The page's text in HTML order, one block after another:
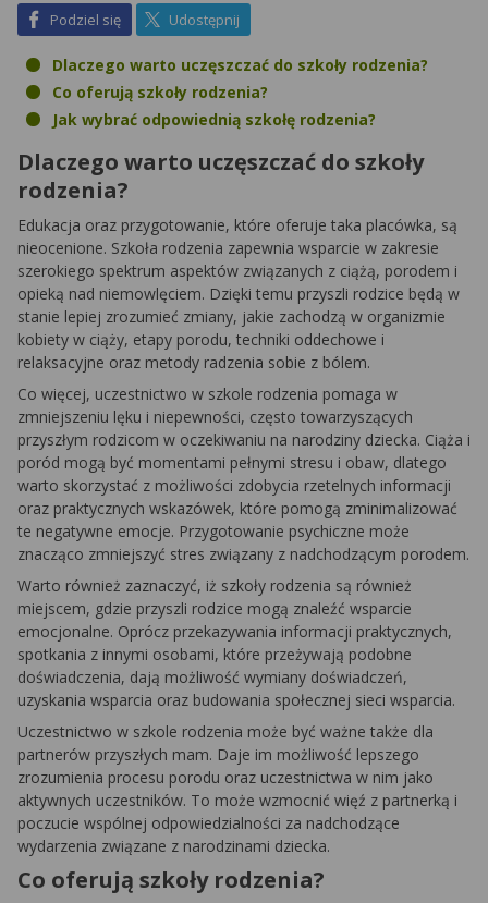
Podziel sięna FacebookUdostępnij
Dlaczego warto uczęszczać do szkoły rodzenia?
Co oferują szkoły rodzenia?
Jak wybrać odpowiednią szkołę rodzenia?
Dlaczego warto uczęszczać do szkoły
rodzenia?
Edukacja oraz przygotowanie, które oferuje taka placówka, są
nieocenione. Szkoła rodzenia zapewnia wsparcie w zakresie
szerokiego spektrum aspektów związanych z ciążą, porodem i
opieką nad niemowlęciem. Dzięki temu przyszli rodzice będą w
stanie lepiej zrozumieć zmiany, jakie zachodzą w organizmie
kobiety w ciąży, etapy porodu, techniki oddechowe i
relaksacyjne oraz metody radzenia sobie z bólem.
Co więcej, uczestnictwo w szkole rodzenia pomaga w
zmniejszeniu lęku i niepewności, często towarzyszących
przyszłym rodzicom w oczekiwaniu na narodziny dziecka. Ciąża i
poród mogą być momentami pełnymi stresu i obaw, dlatego
warto skorzystać z możliwości zdobycia rzetelnych informacji
oraz praktycznych wskazówek, które pomogą zminimalizować
te negatywne emocje. Przygotowanie psychiczne może
znacząco zmniejszyć stres związany z nadchodzącym porodem.
Warto również zaznaczyć, iż szkoły rodzenia są również
miejscem, gdzie przyszli rodzice mogą znaleźć wsparcie
emocjonalne. Oprócz przekazywania informacji praktycznych,
spotkania z innymi osobami, które przeżywają podobne
doświadczenia, dają możliwość wymiany doświadczeń,
uzyskania wsparcia oraz budowania społecznej sieci wsparcia.
Uczestnictwo w szkole rodzenia może być ważne także dla
partnerów przyszłych mam. Daje im możliwość lepszego
zrozumienia procesu porodu oraz uczestnictwa w nim jako
aktywnych uczestników. To może wzmocnić więź z partnerką i
poczucie wspólnej odpowiedzialności za nadchodzące
wydarzenia związane z narodzinami dziecka.
Co oferują szkoły rodzenia?